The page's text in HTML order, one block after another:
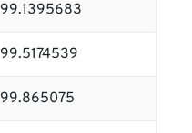
99.1395683
99.5174539
99.865075